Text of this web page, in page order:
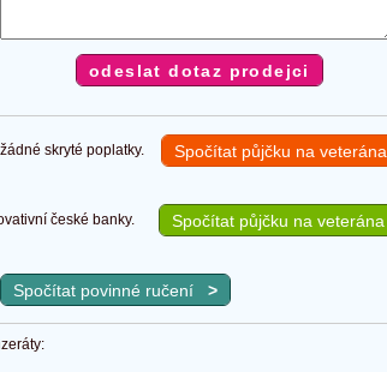
skryté poplatky. Spočítat půjčku na veterána
české banky. Spočítat půjčku na veterána
Spočítat povinné ručení >